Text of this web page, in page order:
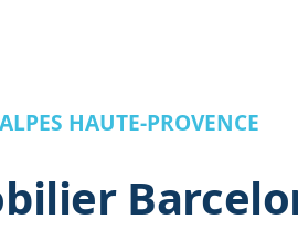
HAUTE-PROVENCE